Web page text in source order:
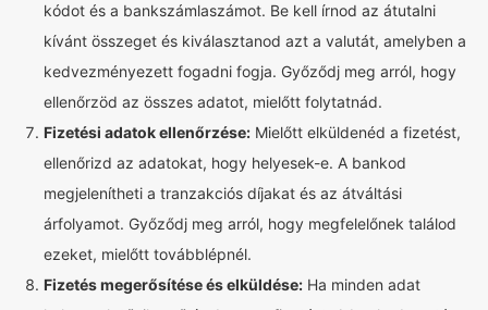
kódot és a bankszámlaszámot. Be kell írnod az átutalni
kívánt összeget és kiválasztanod azt a valutát, amelyben a
kedvezményezett fogadni fogja. Győződj meg arról, hogy
ellenőrzöd az összes adatot, mielőtt folytatnád.
Fizetési adatok ellenőrzése: Mielőtt elküldenéd a fizetést,
ellenőrizd az adatokat, hogy helyesek-e. A bankod
megjelenítheti a tranzakciós díjakat és az átváltási
árfolyamot. Győződj meg arról, hogy megfelelőnek találod
ezeket, mielőtt továbblépnél.
Fizetés megerősítése és elküldése: Ha minden adat